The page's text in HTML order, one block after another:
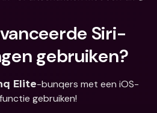
Siri-
gebruiken?
Elite-bunqers met een iOS-
gebruiken!